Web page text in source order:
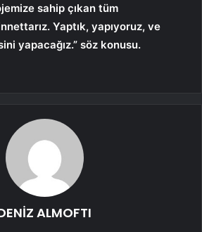
sahip çıkan tüm
Yaptık, yapıyoruz, ve
yapacağız.” söz konusu.
ALMOFTI